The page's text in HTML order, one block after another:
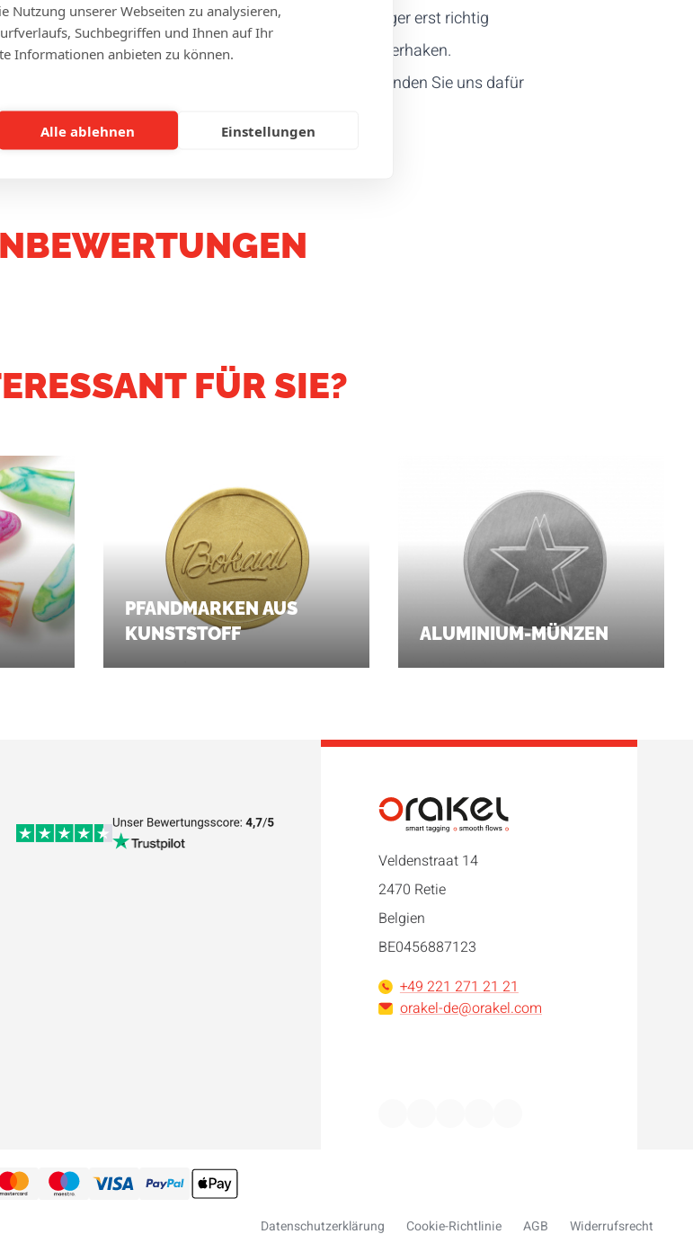
Nutzung unserer Webseiten zu analysieren,
Suchbegriffen und Ihnen auf Ihr
Informationen anbieten zu können.
Alle ablehnen Einstellungen
einem zusätzlichen Haken sind Ihre Schlüsselanhänger erst richtig
Haken: Schlüsselring, Luxushaken und Karabinerhaken.
können auf die Schlüsselanhänger gedruckt werden. Senden Sie uns dafür
FÜR SIE?
PFANDMARKEN AUS
KUNSTSTOFF
ALUMINIUM-MÜNZEN
Veldenstraat 14
2470 Retie
Belgien
BE0456887123
+49 221 271 21 21
orakel-de@orakel.com
Datenschutzerklärung Cookie-Richtlinie AGB Widerrufsrecht